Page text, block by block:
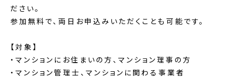
ださい。
参加無料で、両日お申込みいただくことも可能です。
【対象】
・マンションにお住まいの方、マンション理事の方
・マンション管理士、マンションに関わる事業者